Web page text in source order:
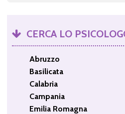
CERCA LO
Abruzzo
Basilicata
Calabria
Campania
Emilia Romagna